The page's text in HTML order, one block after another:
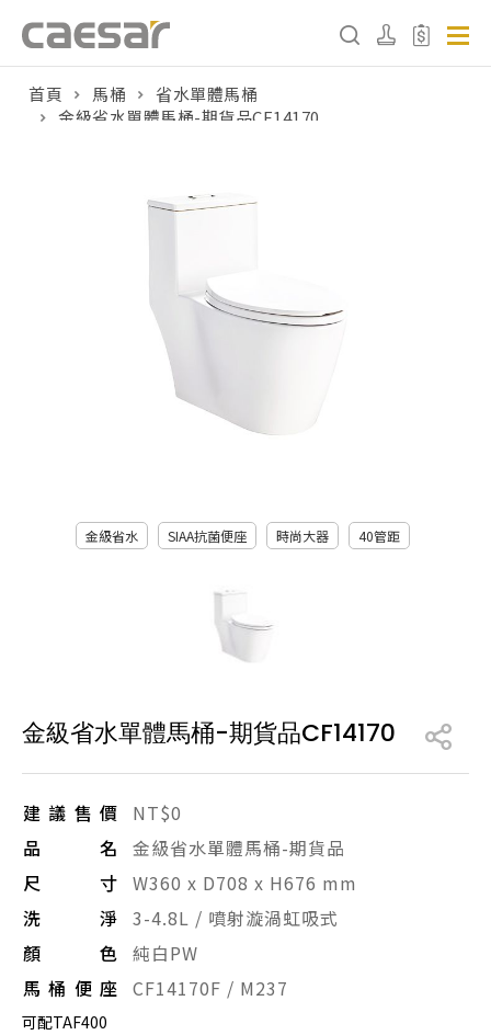
販賣中商品 已下架商品
已下架商品
首頁 馬桶
省水單體馬桶
金級省水單體馬桶-期貨品CF14170
金級省水 SIAA抗菌便座 時尚大器 40管距
金級省水單體馬桶-期貨品CF14170
建議售價
NT$0
品名
金級省水單體馬桶-期貨品
尺寸 W360 x D708 x H676 mm
洗淨 3-4.8L / 噴射漩渦虹吸式
顏色 純白PW
馬桶便座 CF14170F / M237
可配TAF400